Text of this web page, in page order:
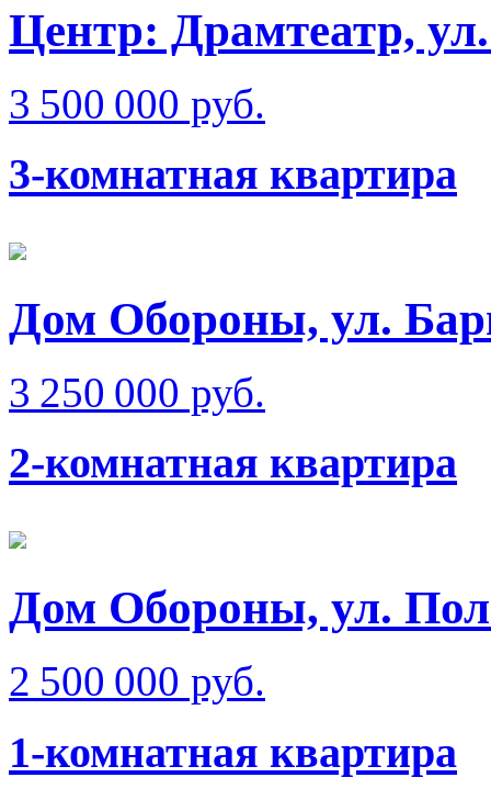
Центр: Драмтеатр,
3 500 000 руб.
3-комнатная квартира
Дом Обороны, ул.
3 250 000 руб.
2-комнатная квартира
Дом Обороны, ул.
2 500 000 руб.
1-комнатная квартира